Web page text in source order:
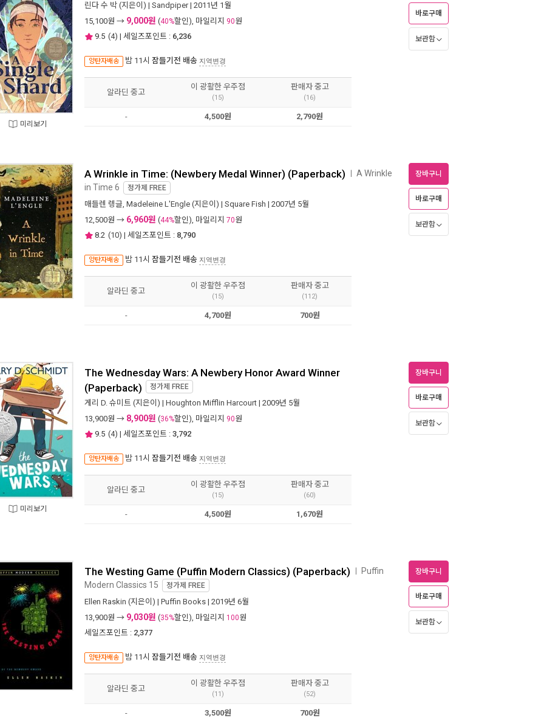
미리보기
린다 수 박 (지은이) | Sandpiper| 2011년 1월
15,100원 → 9,000원 (40%할인), 마일리지 90원
9.5 (4) | 세일즈포인트 : 6,236
양탄자배송 밤 11시 잠들기전 배송 지역변경
바로구매
보관함
알라딘 중고
이 광활한 우주점
(15)
판매자 중고
(16)
- 4,500원 2,790원
A Wrinkle in Time: (Newbery Medal Winner) (Paperback) A Wrinkle
in Time 6 정가제 FREE
매들렌 렝글, Madeleine L'Engle (지은이) | Square Fish | 2007년 5월
12,500원 → 6,960원 (44%할인), 마일리지 70원
8.2 (10) | 세일즈포인트 : 8,790
양탄자배송 밤 11시 잠들기전 배송 지역변경
장바구니
바로구매
보관함
알라딘 중고
이 광활한 우주점
(15)
판매자 중고
(112)
- 4,700원 700원
미리보기
The Wednesday Wars: A Newbery Honor Award Winner
(Paperback) 정가제 FREE
게리 D. 슈미트 (지은이) | Houghton Mifflin Harcourt | 2009년 5월
13,900원 → 8,900원 (36%할인), 마일리지 90원
9.5 (4) | 세일즈포인트 : 3,792
양탄자배송 밤 11시 잠들기전 배송 지역변경
장바구니
바로구매
보관함
알라딘 중고
이 광활한 우주점
(15)
판매자 중고
(60)
- 4,500원 1,670원
The Westing Game (Puffin Modern Classics) (Paperback) Puffin
Modern Classics 15 정가제 FREE
Ellen Raskin (지은이) | Puffin Books | 2019년 6월
13,900원 → 9,030원 (35%할인), 마일리지 100원
세일즈포인트 : 2,377
양탄자배송 밤 11시 잠들기전 배송 지역변경
장바구니
바로구매
보관함
알라딘 중고
이 광활한 우주점
(11)
판매자 중고
(52)
- 3,500원 700원